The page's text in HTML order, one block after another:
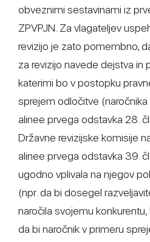
obveznimi sestavinami iz
ZPVPJN. Za vlagateljev
revizijo je zato pomembno,
za revizijo navede dejstva in
katerimi bo v postopku
sprejem odločitve
alinee prvega odstavka 28.
Državne revizijske komisije
alinee prvega odstavka 39.
ugodno vplivala na njegov
(npr. da bi dosegel
naročila svojemu
da bi naročnik v primeru